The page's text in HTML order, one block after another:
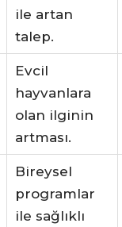
ile artan
talep.
Evcil
hayvanlara
olan ilginin
artması.
Bireysel
programlar
ile sağlıklı